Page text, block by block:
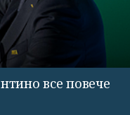
все повече